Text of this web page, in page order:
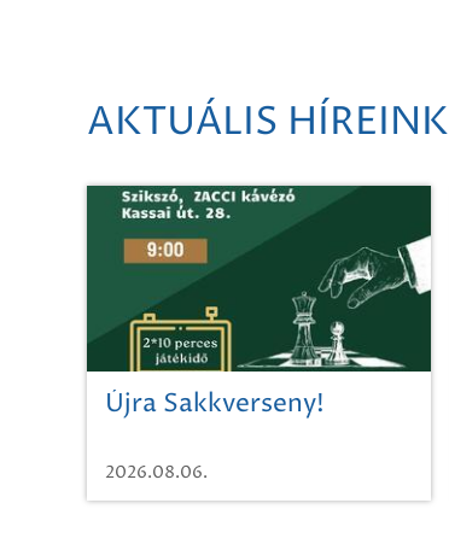
AKTUÁLIS HÍREINK
Újra Sakkverseny!
2026.08.06.